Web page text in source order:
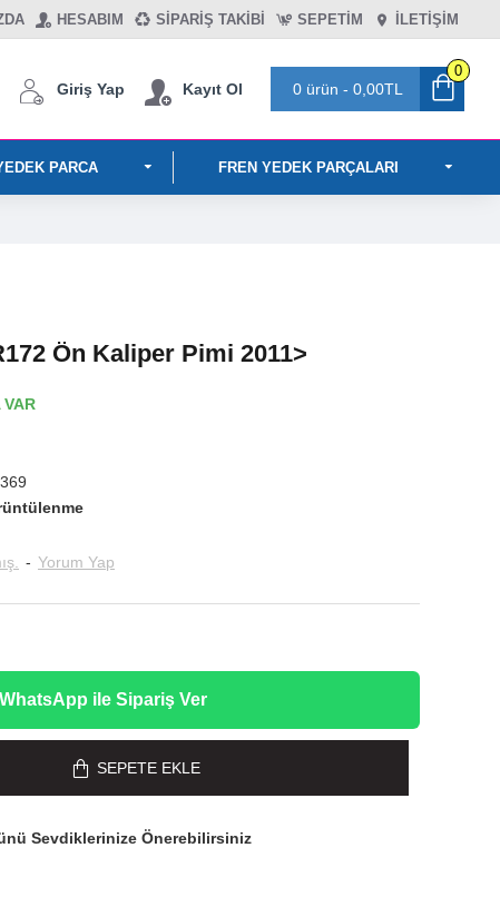
HESABIM SIPARIŞ TAKIBI SEPETIM İLETİŞİM
Giriş Yap Kayıt Ol 0 ürün - 0,00TL
0
PARCA FREN YEDEK PARÇALARI
Ön Kaliper Pimi 2011>
VAR
- Yorum Yap
WhatsApp ile Sipariş Ver
SEPETE EKLE
Sevdiklerinize Önerebilirsiniz